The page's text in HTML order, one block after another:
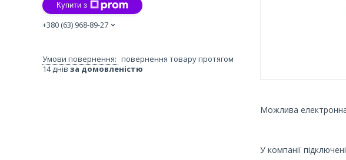
У компанії
Купити з
+380 (63) 968-89-27
повернення товару протягом
14 днів за домовленістю